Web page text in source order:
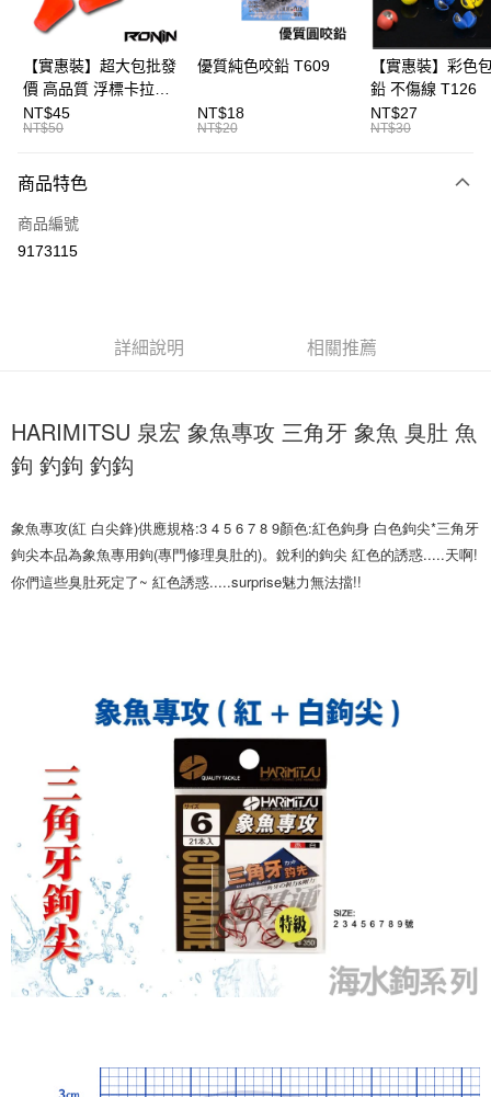
上海商業儲蓄銀行
台北富邦商業銀行
國泰世華商業銀行
兆豐國際商業銀行
臺灣中小企業銀行
台中商業銀行
匯豐（台灣）商業銀行
華泰商業銀行
聯邦商業銀行
元大商業銀行
台灣樂天信用卡公司
Apple Pay
悠遊付
大哥付你分期
【大哥付你分期使用說明】
2.付款方式選擇「大哥付你分期」，訂單成立後會自動跳轉到大哥付的交易
流程，驗證手機門號後，選擇欲分期的期數、繳款截止日，確認付款後即完
法說明評估內容。
【繳款方式說明】
2.透過簡訊連結打開帳單後，可選擇「超商條碼／台灣大直營門市／銀行轉
帳／街口支付／iPASS MONEY」等通路繳費。
【注意事項】
用戶於交易時，得透過本服務購買商品或服務，並由商店將買賣／分期付款
買賣價金債權讓與本公司後，依約使用本公司帳單繳交帳款。
2.基於同意付款使用「大哥付你分期」之契約關係目的，商店將以您的個人
資料（包含姓名、電話或地址）提供予台灣大哥大進項蒐集、處理及利用，
相關說明
【關於「AFTEE先享後付」】
３．安心：先確認商品／服務後，再付款。
結帳頁面，進行簡訊認證並確認金額後，即可完成結帳。
２．訂單成立數日內，您將收到繳費通知簡訊。
３．收到繳費通知簡訊後14天內，點擊此簡訊中的連結，可透過四大超商／
購買商品的店家。未經商家同意取消之訂單仍視為有效，需透過AFTEE先享
後付繳納相關費用。
※ 交易是否成功請以「AFTEE先享後付 」之結帳頁面顯示為準，若有關於
是否繳費成功／繳費後需取消欲退款等相關疑問，請聯繫「AFTEE先享後付
權轉讓予恩沛科技股份有限公司。
２．關於個人資料處理事宜，請瀏覽以下網址：
https://aftee.tw/terms/#terms3
３．未成年的使用者請事先徵得法定代理人或監護人之同意方可使用
「AFTEE先享後付」，若未經同意申辦者引起之損失，本公司不負相關責
任。
４．使用「AFTEE先享後付」時，將依據個別帳號之用戶狀況，依本公司即
時審查核予不同之上限額度；若仍有額度不足之情形，本公司將視審查結果
請求用戶進行身份認證。
５．嚴禁一人註冊多個帳號或使用他人資訊註冊。若發現惡意使用之情形，
恩沛科技股份有限公司將有權停止該用戶之使用額度並採取法律行動。
每筆NT$60，滿NT$1,200(含以上)免運費
付款後全家取貨
7-11取貨付款
每筆NT$60，滿NT$1,200(含以上)免運費
每筆NT$100，滿NT$2,000(含以上)免運費
每筆NT$200，滿NT$2,000(含以上)免運費
貨到付款（門市自取請勿下單，請聯繫客服）
每筆NT$200，滿NT$3,000(含以上)免運費
國家/地區配送(**下單前請私訊客服確認實際運費(運費另
計)，訂單才得以成立**)
【實惠裝】超大包批發
價 高品質 浮標卡拉棒
20入 T086
NT$45
NT$50
優質純色咬鉛 T609
NT$18
NT$20
【實惠裝】彩色
鉛 不傷線 T126
NT$27
NT$30
商品特色
商品編號
9173115
詳細說明 相關推薦
HARIMITSU 泉宏 象魚專攻 三角牙 象魚 臭肚 魚
鉤 釣鉤 釣鈎
象魚專攻(紅 白尖鋒)供應規格:3 4 5 6 7 8 9顏色:紅色鉤身 白色鉤尖*三角牙
鉤尖本品為象魚專用鉤(專門修理臭肚的)。銳利的鉤尖 紅色的誘惑.....天啊!
你們這些臭肚死定了~ 紅色誘惑.....surprise魅力無法擋!!